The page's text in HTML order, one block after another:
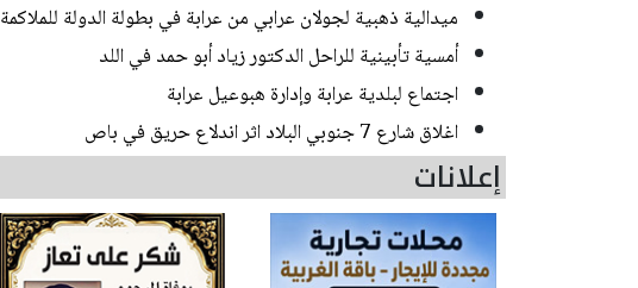
ميدالية ذهبية لجولان عرابي من عرابة في بطولة الدولة للملاكمة
أمسية تأبينية للراحل الدكتور زياد أبو حمد في اللد
اجتماع لبلدية عرابة وإدارة هبوعيل عرابة
اغلاق شارع 7 جنوبي البلاد اثر اندلاع حريق في باص
إعلانات